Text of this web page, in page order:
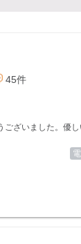
45件
ございました。優し